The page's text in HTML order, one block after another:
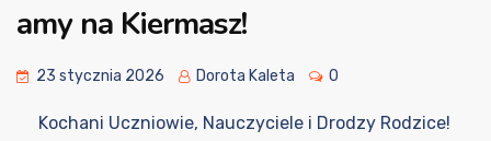
amy na Kiermasz!
23 stycznia 2026 Dorota Kaleta 0
Kochani Uczniowie, Nauczyciele i Drodzy Rodzice!